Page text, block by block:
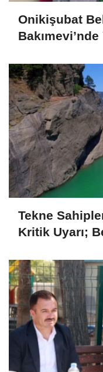
Onikişubat
Tekne
Kritik Uyarı;